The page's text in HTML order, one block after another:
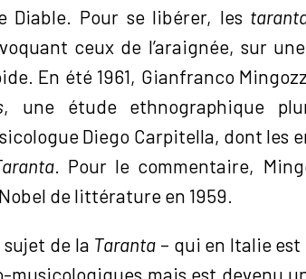
Diable. Pour se libérer, les
ceux de l’araignée, sur
En été 1961, Gianfranco
, une étude ethnographique
Diego Carpitella, dont les
. Pour le commentaire,
de littérature en 1959.
sujet de la Taranta – qui en Italie est
musicologiques mais est devenu